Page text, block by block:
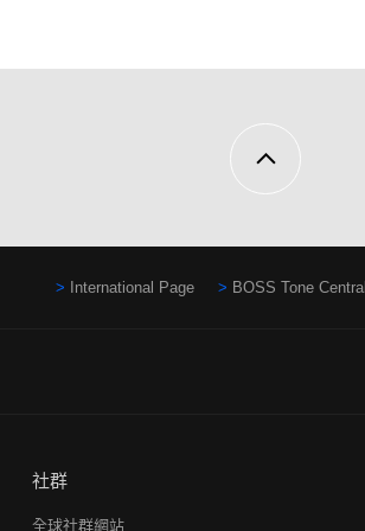
International Page BOSS Tone Central
社群
全球社群網站